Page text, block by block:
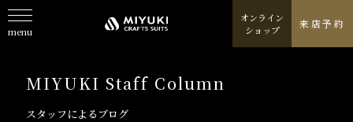
menu
オンライン
ショップ
来店予約
Line Up
MIYUKI Staff Column
スタッフによるブログ